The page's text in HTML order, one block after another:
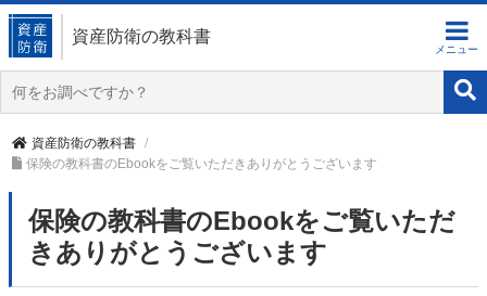
資産防衛の教科書
資産防衛の教科書
保険の教科書のEbookをご覧いただきありがとうございます
保険の教科書のEbookをご覧いただ
きありがとうございます